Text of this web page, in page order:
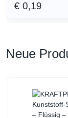
€ 0,19
Neue